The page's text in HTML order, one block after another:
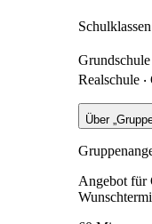
Grundschule
Realschule
Über
Angebot für